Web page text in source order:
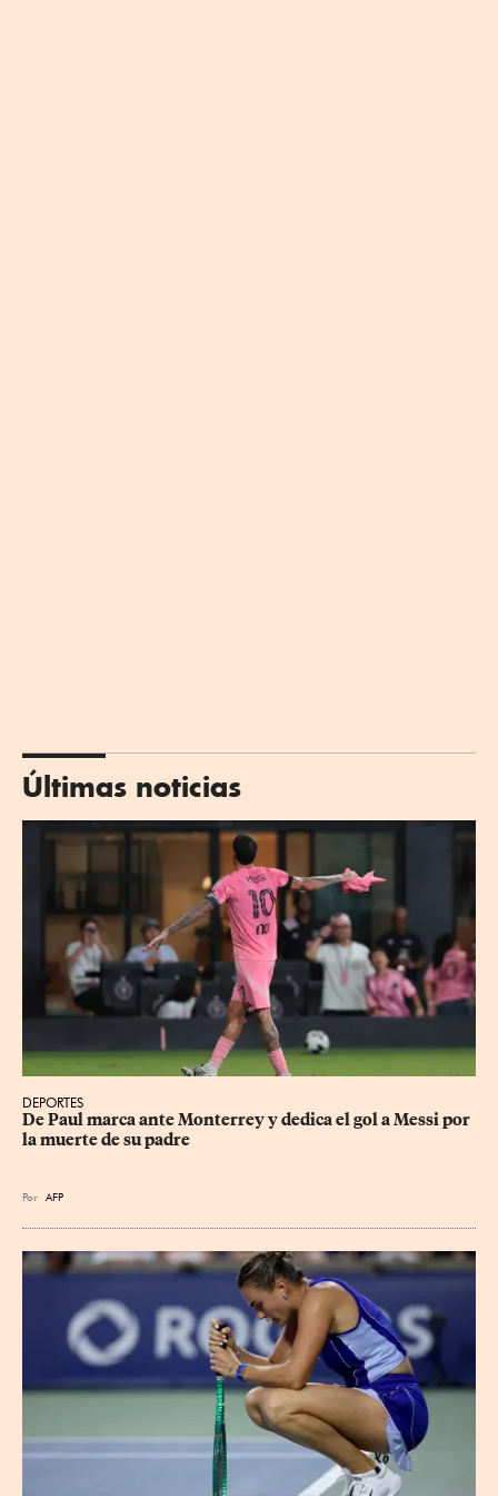
Últimas noticias
DEPORTES
De Paul marca ante Monterrey y dedica el gol a Messi por
la muerte de su padre
Por AFP